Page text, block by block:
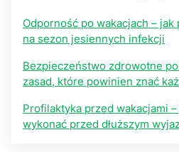
Odporność po wakacjach –
na sezon jesiennych infekcji
Bezpieczeństwo zdrowotne
zasad, które powinien znać
Profilaktyka przed wakacjami
wykonać przed dłuższym